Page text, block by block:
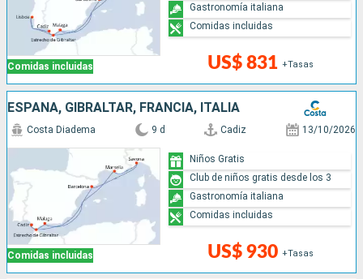
Comidas incluidas US$ 831 +Tasas
Gastronomía italiana
Comidas incluidas
ESPAÑA, GIBRALTAR, FRANCIA, ITALIA
Comidas incluidas
Costa Diadema 9 d Cadiz 13/10/2026
US$ 930 +Tasas
Niños Gratis
Club de niños gratis desde los 3
Gastronomía italiana
Comidas incluidas